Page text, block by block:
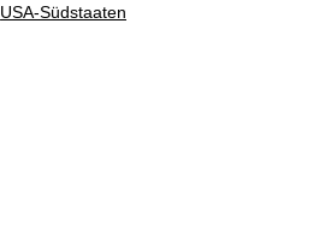
USA-Südstaaten